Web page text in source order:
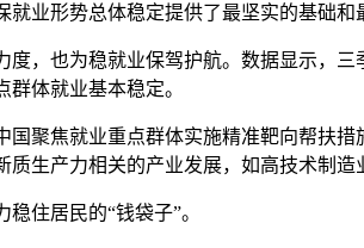
就业形势总体稳定提供了最坚实的基础和
也为稳就业保驾护航。数据显示，三
体就业基本稳定。
焦就业重点群体实施精准靶向帮扶措
质生产力相关的产业发展，如高技术制
住居民的“钱袋子”。